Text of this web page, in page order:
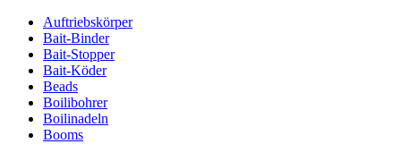
Auftriebskörper
Bait-Binder
Bait-Stopper
Bait-Köder
Beads
Boilibohrer
Boilinadeln
Booms